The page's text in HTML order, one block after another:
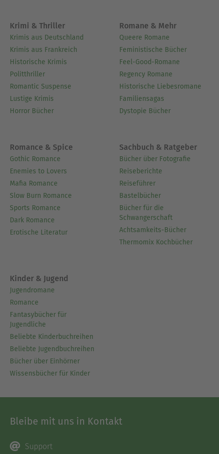
Krimi & Thriller
Krimis aus Deutschland
Krimis aus Frankreich
Historische Krimis
Politthriller
Romantic Suspense
Lustige Krimis
Horror Bücher
Romane & Mehr
Queere Romane
Feministische Bücher
Feel-Good-Romane
Regency Romane
Historische Liebesromane
Familiensagas
Dystopie Bücher
Romance & Spice
Gothic Romance
Enemies to Lovers
Mafia Romance
Slow Burn Romance
Sports Romance
Dark Romance
Erotische Literatur
Sachbuch & Ratgeber
Bücher über Fotografie
Reiseberichte
Reiseführer
Bastelbücher
Bücher für die
Schwangerschaft
Achtsamkeits-Bücher
Thermomix Kochbücher
Kinder & Jugend
Jugendromane
Romance
Fantasybücher für
Jugendliche
Beliebte Kinderbuchreihen
Beliebte Jugendbuchreihen
Bücher über Einhörner
Wissensbücher für Kinder
Bleibe mit uns in Kontakt
Support